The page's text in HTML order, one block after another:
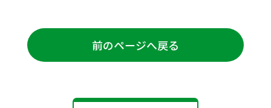
前のページへ戻る